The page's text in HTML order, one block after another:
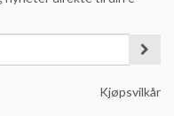
Kjøpsvilkår